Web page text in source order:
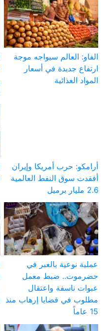
الفاو: العالم سيواجه موجة
ارتفاع جديدة في أسعار
المواد الغذائية
أرامكو: حرب أمريكا وإيران
أفقدت سوق النفط العالمية
2.6 مليار برميل
عملية نوعية بالعبر في
حضرموت.. ضبط معمل
عبوات ناسفة واعتقال
مطلوب في قضايا إرهاب منذ
15 عاماً